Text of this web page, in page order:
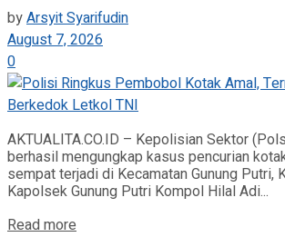
byArsyit Syarifudin
August 7, 2026
0
AKTUALITA.CO.ID – Kepolisian Sektor
berhasil mengungkap kasus pencurian
sempat terjadi di Kecamatan Gunung Putri,
Kapolsek Gunung Putri Kompol Hilal Adi...
Read more